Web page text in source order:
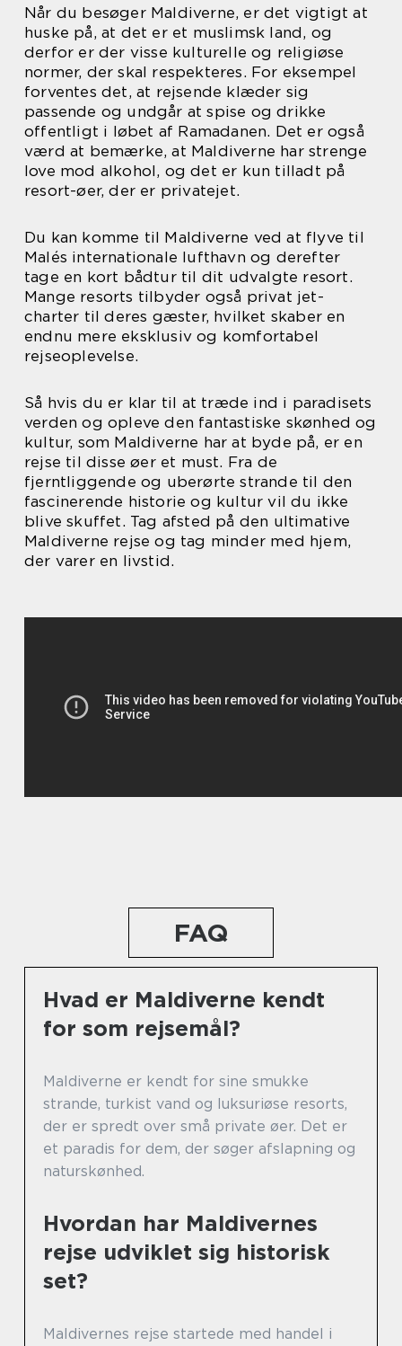
Når du besøger Maldiverne, er det vigtigt at
huske på, at det er et muslimsk land, og
derfor er der visse kulturelle og religiøse
normer, der skal respekteres. For eksempel
forventes det, at rejsende klæder sig
passende og undgår at spise og drikke
offentligt i løbet af Ramadanen. Det er også
værd at bemærke, at Maldiverne har strenge
love mod alkohol, og det er kun tilladt på
resort-øer, der er privatejet.
Du kan komme til Maldiverne ved at flyve til
Malés internationale lufthavn og derefter
tage en kort bådtur til dit udvalgte resort.
Mange resorts tilbyder også privat jet-
charter til deres gæster, hvilket skaber en
endnu mere eksklusiv og komfortabel
rejseoplevelse.
Så hvis du er klar til at træde ind i paradisets
verden og opleve den fantastiske skønhed og
kultur, som Maldiverne har at byde på, er en
rejse til disse øer et must. Fra de
fjerntliggende og uberørte strande til den
fascinerende historie og kultur vil du ikke
blive skuffet. Tag afsted på den ultimative
Maldiverne rejse og tag minder med hjem,
der varer en livstid.
FAQ
Hvad er Maldiverne kendt
for som rejsemål?
Maldiverne er kendt for sine smukke
strande, turkist vand og luksuriøse resorts,
der er spredt over små private øer. Det er
et paradis for dem, der søger afslapning og
naturskønhed.
Hvordan har Maldivernes
rejse udviklet sig historisk
set?
Maldivernes rejse startede med handel i